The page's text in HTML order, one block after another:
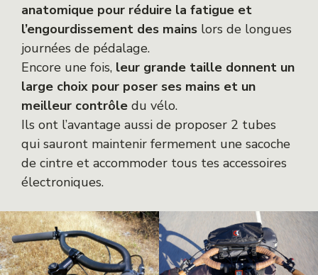
anatomique pour réduire la fatigue et
l’engourdissement des mains lors de longues
journées de pédalage.
Encore une fois, leur grande taille donnent un
large choix pour poser ses mains et un
meilleur contrôle du vélo.
Ils ont l’avantage aussi de proposer 2 tubes
qui sauront maintenir fermement une sacoche
de cintre et accommoder tous tes accessoires
électroniques.